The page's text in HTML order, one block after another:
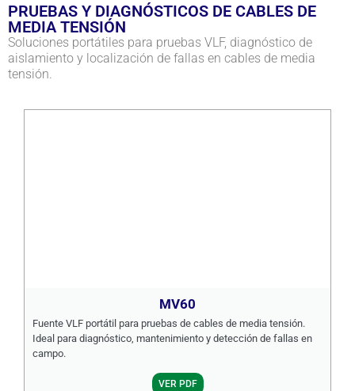
PRUEBAS Y DIAGNÓSTICOS DE CABLES DE
MEDIA TENSIÓN
Soluciones portátiles para pruebas VLF, diagnóstico de
aislamiento y localización de fallas en cables de media
tensión.
MV60
Fuente VLF portátil para pruebas de cables de media tensión.
Ideal para diagnóstico, mantenimiento y detección de fallas en
campo.
VER PDF